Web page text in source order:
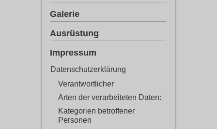
Galerie
Ausrüstung
Impressum
Datenschutzerklärung
Verantwortlicher
Arten der verarbeiteten Daten:
Kategorien betroffener
Personen